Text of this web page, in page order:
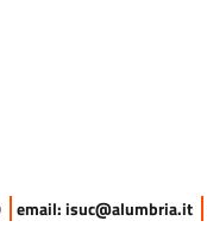
email: isuc@alumbria.it